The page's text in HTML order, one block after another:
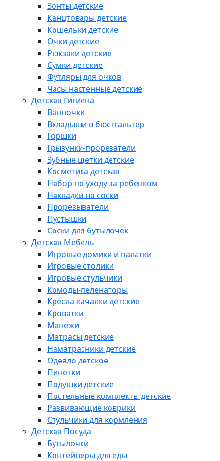
Зонты детские
Канцтовары детские
Кошельки детские
Очки детские
Рюкзаки детские
Сумки детские
Футляры для очков
Часы настенные детские
Детская Гигиена
Ванночки
Вкладыши в бюстгальтер
Горшки
Грызунки-прорезатели
Зубные щетки детские
Косметика детская
Набор по уходу за ребенком
Накладки на соски
Прорезыватели
Пустышки
Соски для бутылочек
Детская Мебель
Игровые домики и палатки
Игровые столики
Игровые стульчики
Комоды-пеленаторы
Кресла-качалки детские
Кроватки
Манежи
Матрасы детские
Наматрасники детские
Одеяло детское
Пинетки
Подушки детские
Постельные комплекты детские
Развивающие коврики
Стульчики для кормления
Детская Посуда
Бутылочки
Контейнеры для еды